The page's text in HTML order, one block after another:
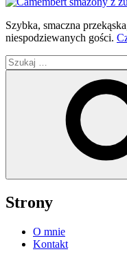
Szybka, smaczna
niespodziewanych gości.
Szukaj:
Strony
O mnie
Kontakt